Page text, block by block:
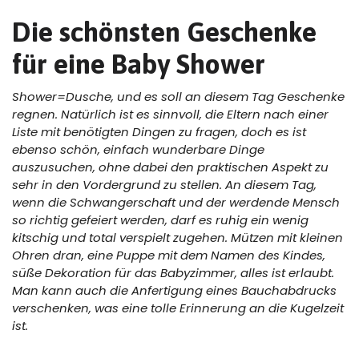
Die schönsten Geschenke
für eine Baby Shower
Shower=Dusche, und es soll an diesem Tag Geschenke
regnen. Natürlich ist es sinnvoll, die Eltern nach einer
Liste mit benötigten Dingen zu fragen, doch es ist
ebenso schön, einfach wunderbare Dinge
auszusuchen, ohne dabei den praktischen Aspekt zu
sehr in den Vordergrund zu stellen. An diesem Tag,
wenn die Schwangerschaft und der werdende Mensch
so richtig gefeiert werden, darf es ruhig ein wenig
kitschig und total verspielt zugehen. Mützen mit kleinen
Ohren dran, eine Puppe mit dem Namen des Kindes,
süße Dekoration für das Babyzimmer, alles ist erlaubt.
Man kann auch die Anfertigung eines Bauchabdrucks
verschenken, was eine tolle Erinnerung an die Kugelzeit
ist.